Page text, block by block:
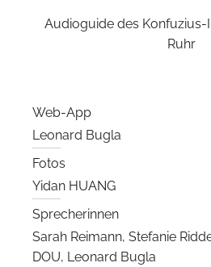
Audioguide des
Ruhr
Web-App
Leonard Bugla
Fotos
Yidan HUANG
Sprecherinnen
Sarah Reimann, Stefanie
DOU, Leonard Bugla